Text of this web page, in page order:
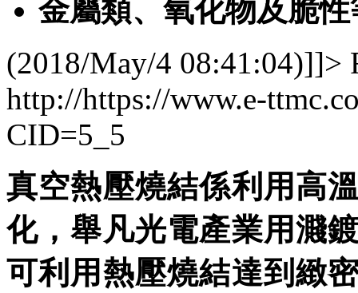
金屬類、氧化物及脆
(2018/May/4 08:41:04)]]>
http://https://www.e-
CID=5_5
真空熱壓燒結係利用高
化，舉凡光電產業用濺
可利用熱壓燒結達到緻